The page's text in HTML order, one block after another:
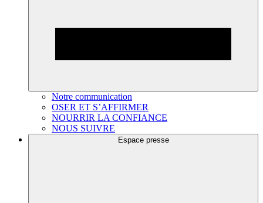
Notre communication
OSER ET S’AFFIRMER
NOURRIR LA CONFIANCE
NOUS SUIVRE
Espace presse